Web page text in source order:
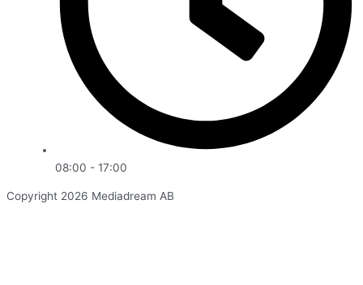
08:00 - 17:00
Copyright 2026 Mediadream AB